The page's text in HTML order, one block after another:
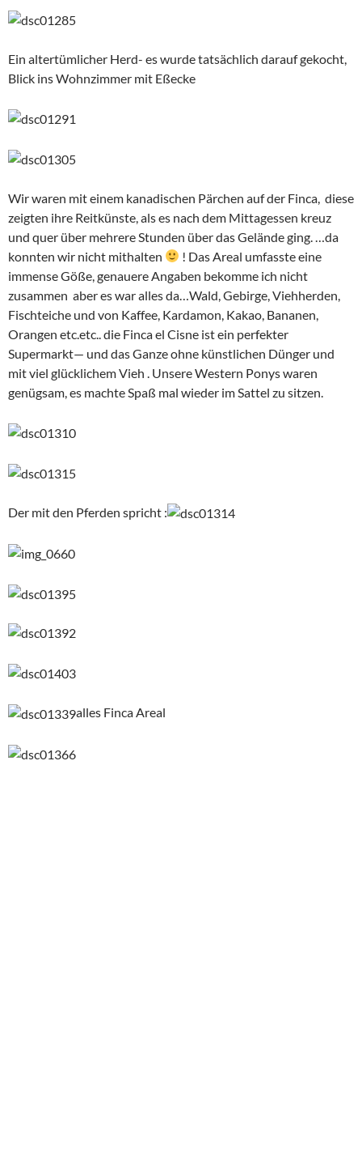
Ein altertümlicher Herd- es wurde tatsächlich darauf gekocht,
Blick ins Wohnzimmer mit Eßecke
Wir waren mit einem kanadischen Pärchen auf der Finca, diese
zeigten ihre Reitkünste, als es nach dem Mittagessen kreuz
und quer über mehrere Stunden über das Gelände ging. …da
konnten wir nicht mithalten
! Das Areal umfasste eine
immense Göße, genauere Angaben bekomme ich nicht
zusammen aber es war alles da…Wald, Gebirge, Viehherden,
Fischteiche und von Kaffee, Kardamon, Kakao, Bananen,
Orangen etc.etc.. die Finca el Cisne ist ein perfekter
Supermarkt— und das Ganze ohne künstlichen Dünger und
mit viel glücklichem Vieh . Unsere Western Ponys waren
genügsam, es machte Spaß mal wieder im Sattel zu sitzen.
Der mit den Pferden spricht :
alles Finca Areal